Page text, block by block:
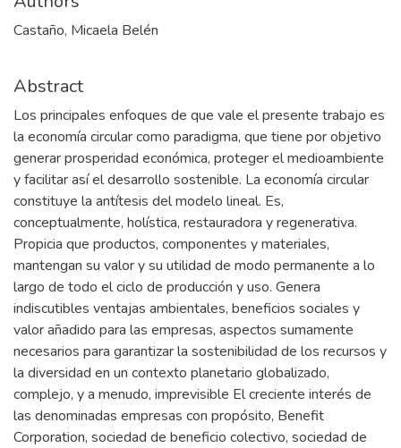
Castaño, Micaela Belén
Abstract
Los principales enfoques de que vale el presente trabajo es
la economía circular como paradigma, que tiene por objetivo
generar prosperidad económica, proteger el medioambiente
y facilitar así el desarrollo sostenible. La economía circular
constituye la antítesis del modelo lineal. Es,
conceptualmente, holística, restauradora y regenerativa.
Propicia que productos, componentes y materiales,
mantengan su valor y su utilidad de modo permanente a lo
largo de todo el ciclo de producción y uso. Genera
indiscutibles ventajas ambientales, beneficios sociales y
valor añadido para las empresas, aspectos sumamente
necesarios para garantizar la sostenibilidad de los recursos y
la diversidad en un contexto planetario globalizado,
complejo, y a menudo, imprevisible El creciente interés de
las denominadas empresas con propósito, Benefit
Corporation, sociedad de beneficio colectivo, sociedad de